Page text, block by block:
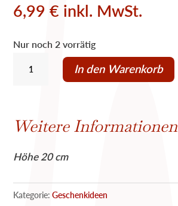
6,99€ inkl. MwSt.
Nur noch 2 vorrätig
Mama
In den Warenkorb
Weitere Informationen
Höhe 20 cm
Kategorie:Geschenkideen